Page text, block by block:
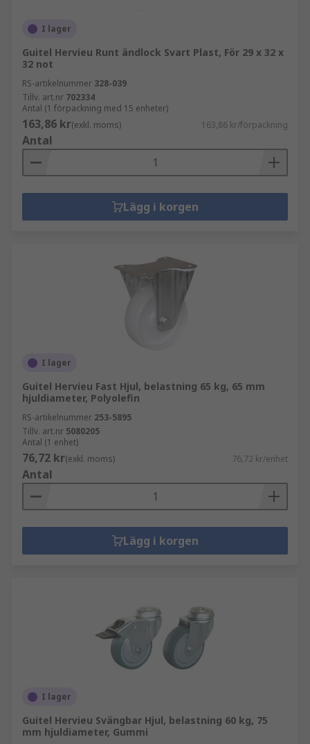
I lager
Guitel Hervieu Runt ändlock Svart Plast, För 29 x 32 x
32 not
RS-artikelnummer 328-039
Tillv. art.nr 702334
Antal (1 förpackning med 15 enheter)
163,86 kr(exkl. moms) 163,86 kr/förpackning
Antal
Lägg i korgen
I lager
Guitel Hervieu Fast Hjul, belastning 65 kg, 65 mm
hjuldiameter, Polyolefin
RS-artikelnummer 253-5895
Tillv. art.nr 5080205
Antal (1 enhet)
76,72 kr(exkl. moms) 76,72 kr/enhet
Antal
Lägg i korgen
I lager
Guitel Hervieu Svängbar Hjul, belastning 60 kg, 75
mm hjuldiameter, Gummi